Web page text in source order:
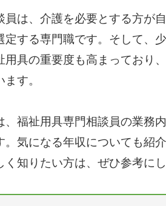
員は、介護を必要とする方が
定する専門職です。そして、
用具の重要度も高まっており
す。
、福祉用具専門相談員の業務
。気になる年収についても紹
知りたい方は、ぜひ参考にし